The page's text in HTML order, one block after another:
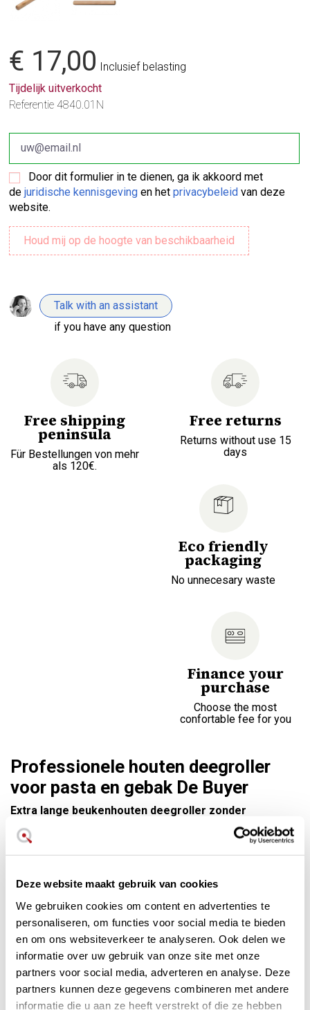
Deze website maakt gebruik van cookies
We gebruiken cookies om content en advertenties te
personaliseren, om functies voor social media te bieden
en om ons websiteverkeer te analyseren. Ook delen we
informatie over uw gebruik van onze site met onze
partners voor social media, adverteren en analyse. Deze
partners kunnen deze gegevens combineren met andere
informatie die u aan ze heeft verstrekt of die ze hebben
€ 17,00 Inclusief belasting
Tijdelijk uitverkocht
Referentie 4840.01N
Door dit formulier in te dienen, ga ik akkoord met
dejuridische kennisgeving en hetprivacybeleid van deze
website.
Talk with an assistant
if you have any question
Free shipping
peninsula
Für Bestellungen von mehr
als 120€.
Free returns
Returns without use 15
days
Eco friendly
packaging
No unnecesary waste
Finance your
purchase
Choose the most
confortable fee for you
Professionele houten deegroller
voor pasta en gebak De Buyer
Extra lange beukenhouten deegroller zonder
handvatten om pasta- en banketdeeg uit te rollen,
behoudt een constante temperatuur en voorkomt dat
het deeg blijft plakken.
Van het prestigieuze merk De Buyer
Afmeting: 50 cm lang x 5 cm in doorsnee
Professioneel werk met massa
Voorkomt dat het deeg blijft plakken
De zogenaamde Franse deegroller is een professioneel
massief houten gebruiksvoorwerp voor het uitrollen van